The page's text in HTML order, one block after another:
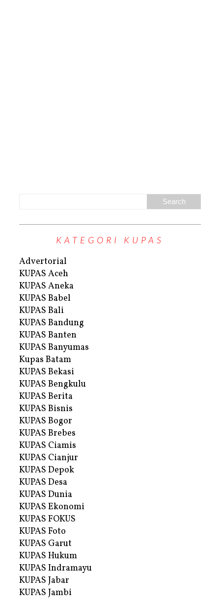
KATEGORI KUPAS
Advertorial
KUPAS Aceh
KUPAS Aneka
KUPAS Babel
KUPAS Bali
KUPAS Bandung
KUPAS Banten
KUPAS Banyumas
Kupas Batam
KUPAS Bekasi
KUPAS Bengkulu
KUPAS Berita
KUPAS Bisnis
KUPAS Bogor
KUPAS Brebes
KUPAS Ciamis
KUPAS Cianjur
KUPAS Depok
KUPAS Desa
KUPAS Dunia
KUPAS Ekonomi
KUPAS FOKUS
KUPAS Foto
KUPAS Garut
KUPAS Hukum
KUPAS Indramayu
KUPAS Jabar
KUPAS Jambi